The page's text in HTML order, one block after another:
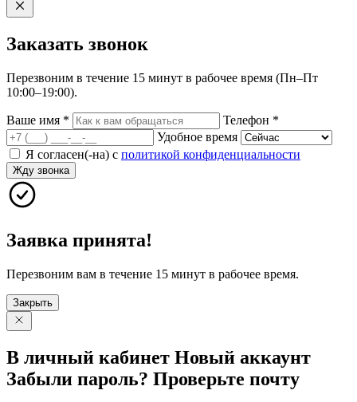
Заказать звонок
Перезвоним в течение 15 минут в рабочее время (Пн–Пт
10:00–19:00).
Ваше имя * Телефон *
Удобное время
Я согласен(-на) с политикой конфиденциальности
Жду звонка
Заявка принята!
Перезвоним вам в течение 15 минут в рабочее время.
Закрыть
В личный кабинет Новый аккаунт
Забыли пароль? Проверьте почту